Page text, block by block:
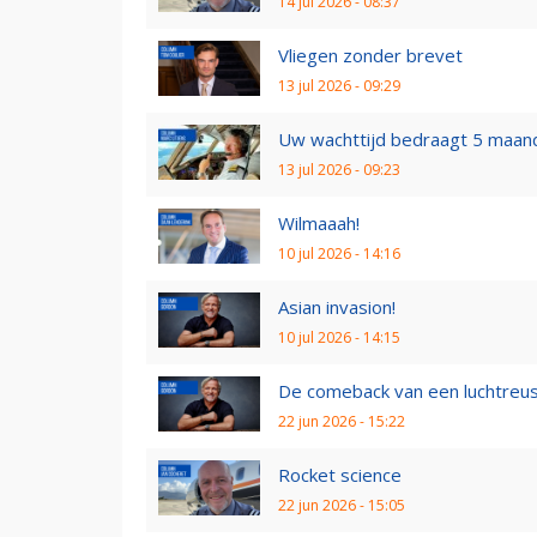
Vliegen zonder brevet
13 jul 2026 - 09:29
Uw wachttijd bedraagt 5
13 jul 2026 - 09:23
Wilmaaah!
10 jul 2026 - 14:16
Asian invasion!
10 jul 2026 - 14:15
De comeback van een luchtreus
22 jun 2026 - 15:22
Rocket science
22 jun 2026 - 15:05